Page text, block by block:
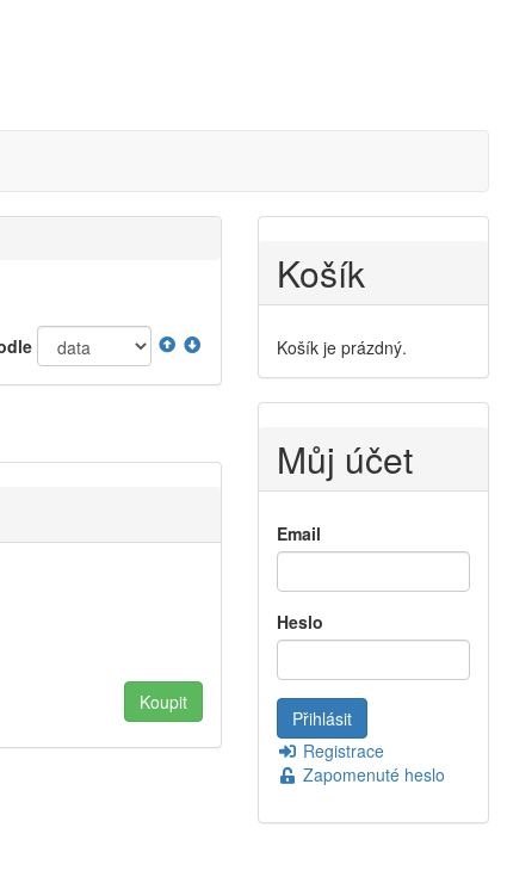
Košík
Košík je prázdný.
Můj účet
Email
Heslo
Registrace
Zapomenuté heslo